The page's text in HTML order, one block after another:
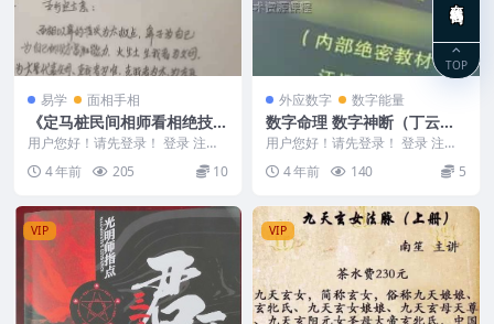
易学 面相手相
《定马桩民间相师看相绝技秘
法》pdf 144页，手抄拍照清
晰百度盘。阿里云盘
用户您好！请先登录！ 登录 注册
《定马桩民间相师看相绝技秘法》
pdf 144页...
4 年前 205 10
外应数字 数字能量
数字命理 数字神断（丁云
浩）录音文件6集+资料
用户您好！请先登录！ 登录 注册
丁云浩数字命理录音6集+资料 编
号：22213...
4 年前 140 5
VIP VIP
TOP